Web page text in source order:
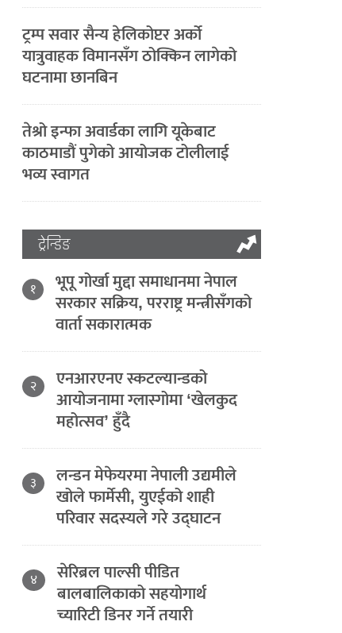
ट्रम्प सवार सैन्य हेलिकोप्टर अर्को
यात्रुवाहक विमानसँग ठोक्किन लागेको
घटनामा छानबिन
तेश्रो इन्फा अवार्डका लागि यूकेबाट
काठमाडौं पुगेको आयोजक टोलीलाई
भव्य स्वागत
ट्रेन्डिङ
१ भूपू गोर्खा मुद्दा समाधानमा नेपाल
सरकार सक्रिय, परराष्ट्र मन्त्रीसँगको
वार्ता सकारात्मक
२ एनआरएनए स्कटल्यान्डको
आयोजनामा ग्लास्गोमा ‘खेलकुद
महोत्सव’ हुँदै
३ लन्डन मेफेयरमा नेपाली उद्यमीले
खोले फार्मेसी, युएईको शाही
परिवार सदस्यले गरे उद्घाटन
४ सेरिब्रल पाल्सी पीडित
बालबालिकाको सहयोगार्थ
च्यारिटी डिनर गर्ने तयारी